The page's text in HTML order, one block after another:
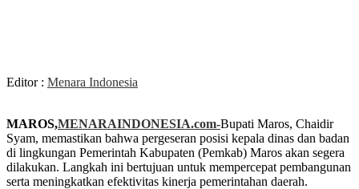
Editor : Menara Indonesia
MAROS,MENARAINDONESIA.com-Bupati Maros, Chaidir
Syam, memastikan bahwa pergeseran posisi kepala dinas dan badan
di lingkungan Pemerintah Kabupaten (Pemkab) Maros akan segera
dilakukan. Langkah ini bertujuan untuk mempercepat pembangunan
serta meningkatkan efektivitas kinerja pemerintahan daerah.